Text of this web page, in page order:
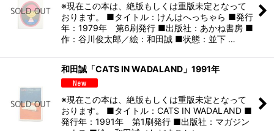
※現在この本は、絶版もしくは重版未定となって
おります。 ■タイトル：けんはへっちゃら ■発行
年：1979年 第6刷発行 ■出版社：あかね書房 ■
作：谷川俊太郎／絵：和田誠 ■状態：並下 …
和田誠「CATS IN WADALAND」1991年
※現在この本は、絶版もしくは重版未定となって
おります。 ■タイトル：CATS IN WADALAND ■
発行年：1991年 第1刷発行 ■出版社：マガジン